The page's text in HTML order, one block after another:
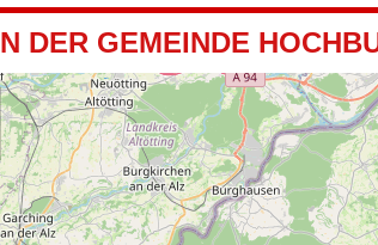
DER GEMEINDE